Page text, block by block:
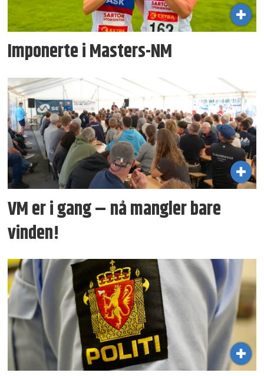
Imponerte i Masters-NM
VM er i gang – nå mangler bare
vinden!